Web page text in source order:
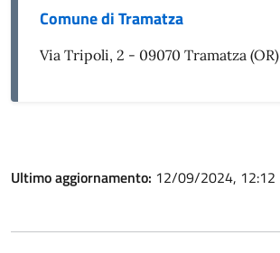
Comune di Tramatza
Via Tripoli, 2 - 09070 Tramatza (OR)
Ultimo aggiornamento: 12/09/2024, 12:12